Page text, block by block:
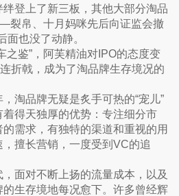
登上了新三板，其他大部分淘品
裂帛、十月妈咪先后向证监会撤
面也没了动静。
之鉴”，阿芙精油对IPO的态度变
折戟，成为了淘品牌生存境况的
淘品牌无疑是炙手可热的“宠儿”
得天独厚的优势：专注细分市
需求，有独特的渠道和重视的用
擅长营销，一度受到VC的追
面对不断上扬的流量成本，以及
生存境地每况愈下。许多曾经辉